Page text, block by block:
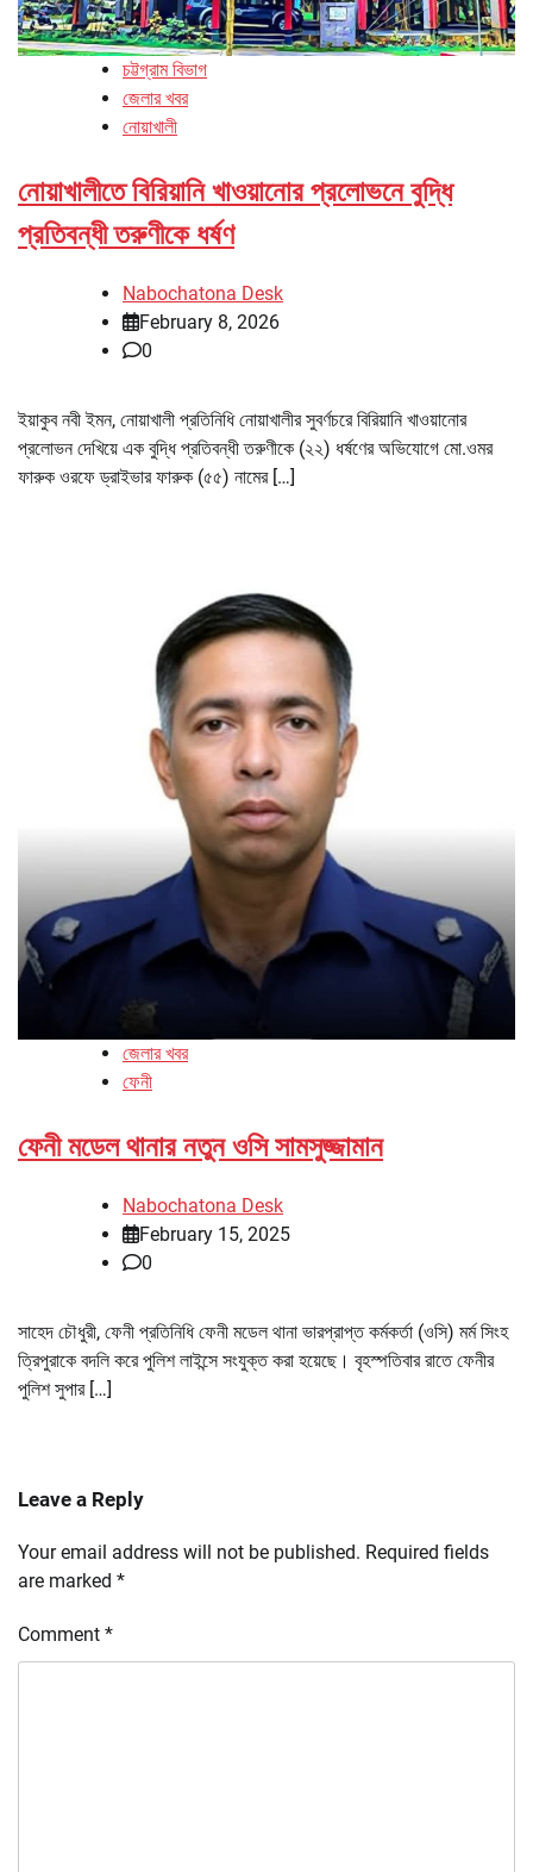
চট্টগ্রাম বিভাগ
জেলার খবর
নোয়াখালী
নোয়াখালীতে বিরিয়ানি খাওয়ানোর প্রলোভনে বুদ্ধি
প্রতিবন্ধী তরুণীকে ধর্ষণ
Nabochatona Desk
February 8, 2026
0
ইয়াকুব নবী ইমন, নোয়াখালী প্রতিনিধি নোয়াখালীর সুবর্ণচরে বিরিয়ানি খাওয়ানোর
প্রলোভন দেখিয়ে এক বুদ্ধি প্রতিবন্ধী তরুণীকে (২২) ধর্ষণের অভিযোগে মো.ওমর
ফারুক ওরফে ড্রাইভার ফারুক (৫৫) নামের […]
জেলার খবর
ফেনী
ফেনী মডেল থানার নতুন ওসি সামসুজ্জামান
Nabochatona Desk
February 15, 2025
0
সাহেদ চৌধুরী, ফেনী প্রতিনিধি ফেনী মডেল থানা ভারপ্রাপ্ত কর্মকর্তা (ওসি) মর্ম সিংহ
ত্রিপুরাকে বদলি করে পুলিশ লাইন্সে সংযুক্ত করা হয়েছে। বৃহস্পতিবার রাতে ফেনীর
পুলিশ সুপার […]
Leave a Reply
Your email address will not be published. Required fields
are marked *
Comment *